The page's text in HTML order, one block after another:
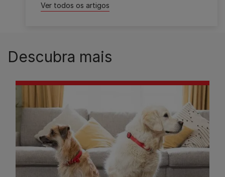
Ver todos os artigos
Descubra mais​